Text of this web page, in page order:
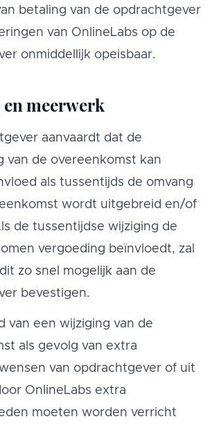
betaling van de opdrachtgever
van OnlineLabs op de
onmiddellijk opeisbaar.
meerwerk
aanvaardt dat de
van de overeenkomst kan
als tussentijds de omvang
wordt uitgebreid en/of
de tussentijdse wijziging de
vergoeding beïnvloedt, zal
zo snel mogelijk aan de
bevestigen.
van een wijziging van de
als gevolg van extra
van opdrachtgever of uit
OnlineLabs extra
moeten worden verricht